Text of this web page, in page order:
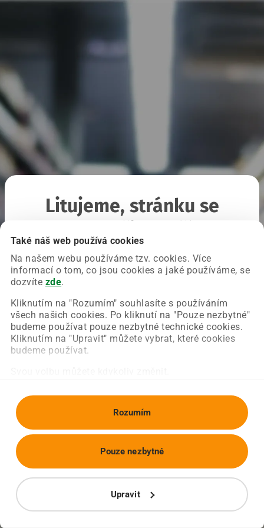
Také náš web používá cookies
Na našem webu používáme tzv. cookies. Více
informací o tom, co jsou cookies a jaké používáme, se
dozvíte zde.
Kliknutím na "Rozumím" souhlasíte s používáním
všech našich cookies. Po kliknutí na "Pouze nezbytné"
budeme používat pouze nezbytné technické cookies.
Kliknutím na "Upravit" můžete vybrat, které cookies
budeme používat.
Rozumím
Upravit
Pouze nezbytné
Litujeme, stránku se
Chyba nastala na naší straně a už ji opravujeme.
Zkuste prosím znovu načíst požadovanou stránku.
Obnovit stránku Úvodní strana